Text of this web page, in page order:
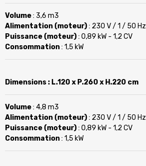
Volume: 3,6 m3
Alimentation (moteur): 230 V / 1 / 50 Hz
Puissance (moteur): 0,89 kW - 1,2 CV
Consommation: 1,5 kW
Dimensions : L.120 x P.260 x H.220 cm
Volume: 4,8 m3
Alimentation (moteur): 230 V / 1 / 50 Hz
Puissance (moteur): 0,89 kW - 1,2 CV
Consommation: 1,5 kW